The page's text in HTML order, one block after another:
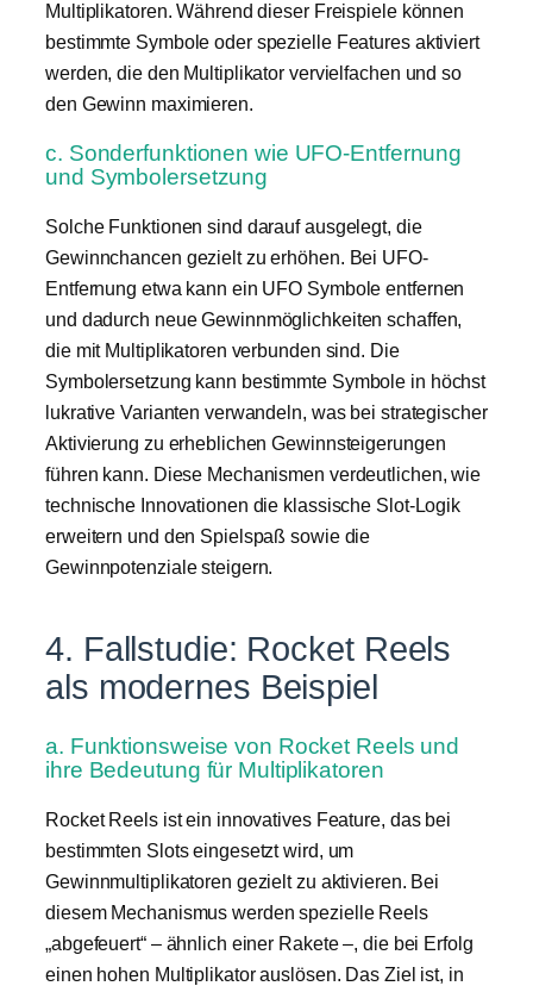
Multiplikatoren. Während dieser Freispiele können
bestimmte Symbole oder spezielle Features aktiviert
werden, die den Multiplikator vervielfachen und so
den Gewinn maximieren.
c. Sonderfunktionen wie UFO-Entfernung
und Symbolersetzung
Solche Funktionen sind darauf ausgelegt, die
Gewinnchancen gezielt zu erhöhen. Bei UFO-
Entfernung etwa kann ein UFO Symbole entfernen
und dadurch neue Gewinnmöglichkeiten schaffen,
die mit Multiplikatoren verbunden sind. Die
Symbolersetzung kann bestimmte Symbole in höchst
lukrative Varianten verwandeln, was bei strategischer
Aktivierung zu erheblichen Gewinnsteigerungen
führen kann. Diese Mechanismen verdeutlichen, wie
technische Innovationen die klassische Slot-Logik
erweitern und den Spielspaß sowie die
Gewinnpotenziale steigern.
4. Fallstudie: Rocket Reels
als modernes Beispiel
a. Funktionsweise von Rocket Reels und
ihre Bedeutung für Multiplikatoren
Rocket Reels ist ein innovatives Feature, das bei
bestimmten Slots eingesetzt wird, um
Gewinnmultiplikatoren gezielt zu aktivieren. Bei
diesem Mechanismus werden spezielle Reels
„abgefeuert“ – ähnlich einer Rakete –, die bei Erfolg
einen hohen Multiplikator auslösen. Das Ziel ist, in